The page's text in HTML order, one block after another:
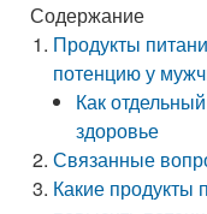
Содержание
Продукты
потенцию у
Как
здоровье
Связанные
Какие продукты